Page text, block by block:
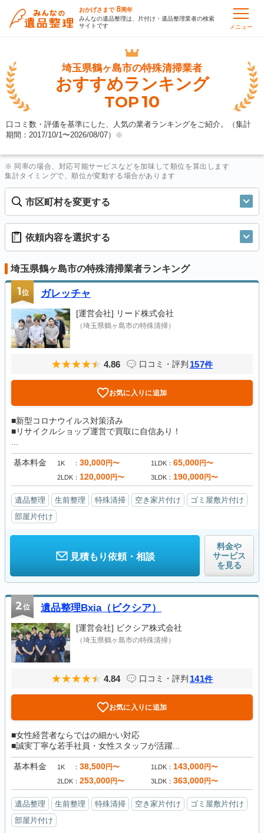
おかげさまで 8周年
みんなの遺品整理は、片付け・遺品整理業者の検索
サイトです
メニュー
埼玉県鶴ヶ島市の特殊清掃業者
おすすめランキング
TOP10
口コミ数・評価を基準にした、人気の業者ランキングをご紹介。（集計
期間：2017/10/1〜2026/08/07） ※
※ 同率の場合、対応可能サービスなどを加味して順位を算出します
集計タイミングで、順位が変動する場合があります
市区町村を変更する
依頼内容を選択する
埼玉県鶴ヶ島市の特殊清掃業者ランキング
1位 ガレッチャ
[運営会社] リード株式会社
（埼玉県鶴ヶ島市の特殊清掃）
4.86 口コミ・評判 157件
お気に入りに追加
■新型コロナウイルス対策済み
■リサイクルショップ運営で買取に自信あり！
基本料金 1K 30,000円〜 1LDK 65,000円〜
2LDK 120,000円〜 3LDK 190,000円〜
遺品整理 生前整理 特殊清掃 空き家片付け
ゴミ屋敷片付け
部屋片付け
見積もり依頼・相談
料金や
サービス
を見る
2位 遺品整理Bxia（ビクシア）
[運営会社] ビクシア株式会社
（埼玉県鶴ヶ島市の特殊清掃）
4.84 口コミ・評判 141件
お気に入りに追加
■女性経営者ならではの細かい対応
■誠実丁寧な若手社員・女性スタッフが活躍...
基本料金 1K 38,500円〜 1LDK 143,000円〜
2LDK 253,000円〜 3LDK 363,000円〜
遺品整理 生前整理 特殊清掃 空き家片付け
ゴミ屋敷片付け
部屋片付け